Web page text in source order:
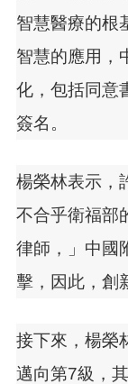
智慧醫療的根
智慧的應用，
化，包括同意
簽名。
楊榮林表示，
不合乎衛福部
律師，」中國
擊，因此，創
接下來，楊榮
邁向第7級，